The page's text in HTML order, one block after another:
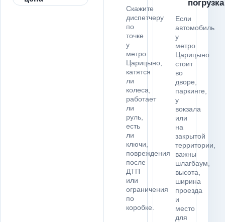
Скажите
диспетчеру
по
точке
у
метро
Царицыно,
катятся
ли
колеса,
работает
ли
руль,
есть
ли
ключи,
повреждения
после
ДТП
или
ограничения
по
коробке.
погрузка
Если
автомобиль
у
метро
Царицыно
стоит
во
дворе,
паркинге,
у
вокзала
или
на
закрытой
территории,
важны
шлагбаум,
высота,
ширина
проезда
и
место
для